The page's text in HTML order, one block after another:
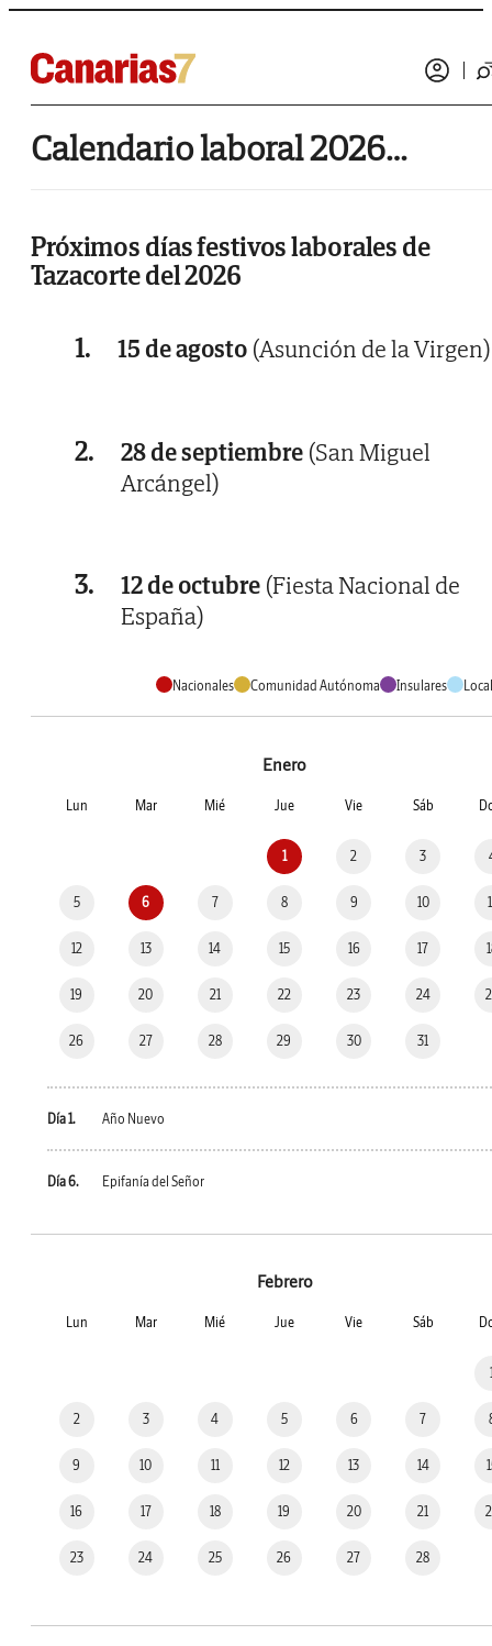
Calendario laboral 2026 de Tazacorte
Próximos días festivos laborales de
Tazacorte del 2026
1. 15 de agosto (Asunción de la Virgen)
2. 28 de septiembre (San Miguel
Arcángel)
3. 12 de octubre (Fiesta Nacional de
España)
Nacionales Comunidad Autónoma Insulares
Enero
Lun Mar Mié Jue Vie Sáb
1 2 3
5 6 7 8 9 10
12 13 14 15 16 17
19 20 21 22 23 24
26 27 28 29 30 31
Día 1. Año Nuevo
Día 6. Epifanía del Señor
Febrero
Lun Mar Mié Jue Vie Sáb
2 3 4 5 6 7
9 10 11 12 13 14
16 17 18 19 20 21
23 24 25 26 27 28